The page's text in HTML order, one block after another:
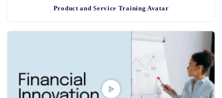
Product and Service Training Avatar